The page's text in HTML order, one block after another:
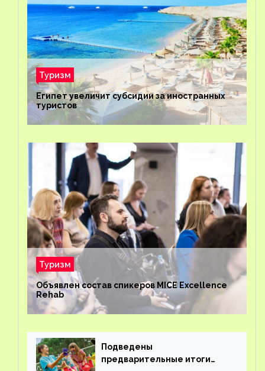
Туризм
Египет увеличит субсидии за иностранных
туристов
Туризм
Объявлен состав спикеров MICE Excellence
Rehab
Подведены
предварительные итоги